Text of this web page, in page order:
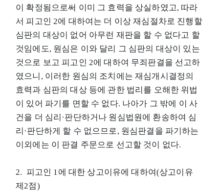
이 확정됨으로써 이미 그 효력을 상실하였고, 따라
서 피고인 2에 대하여는 더 이상 재심절차로 진행할
심판의 대상이 없어 아무런 재판을 할 수 없다고 할
것임에도, 원심은 이와 달리 그 심판의 대상이 있는
것으로 보고 피고인 2에 대하여 무죄판결을 선고하
였으니, 이러한 원심의 조치에는 재심개시결정의
효력과 심판의 대상 등에 관한 법리를 오해한 위법
이 있어 파기를 면할 수 없다. 나아가 그 밖에 이 사
건을 더 심리·판단하거나 원심법원에 환송하여 심
리·판단하게 할 수 없으므로, 원심판결을 파기하는
이외에는 이 판결 주문으로 선고할 것이 없다.
2. 피고인 1에 대한 상고이유에 대하여(상고이유
제2점)